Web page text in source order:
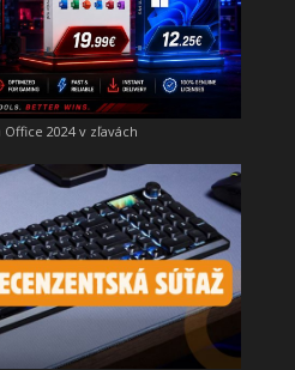
Office 2024 v zľavách